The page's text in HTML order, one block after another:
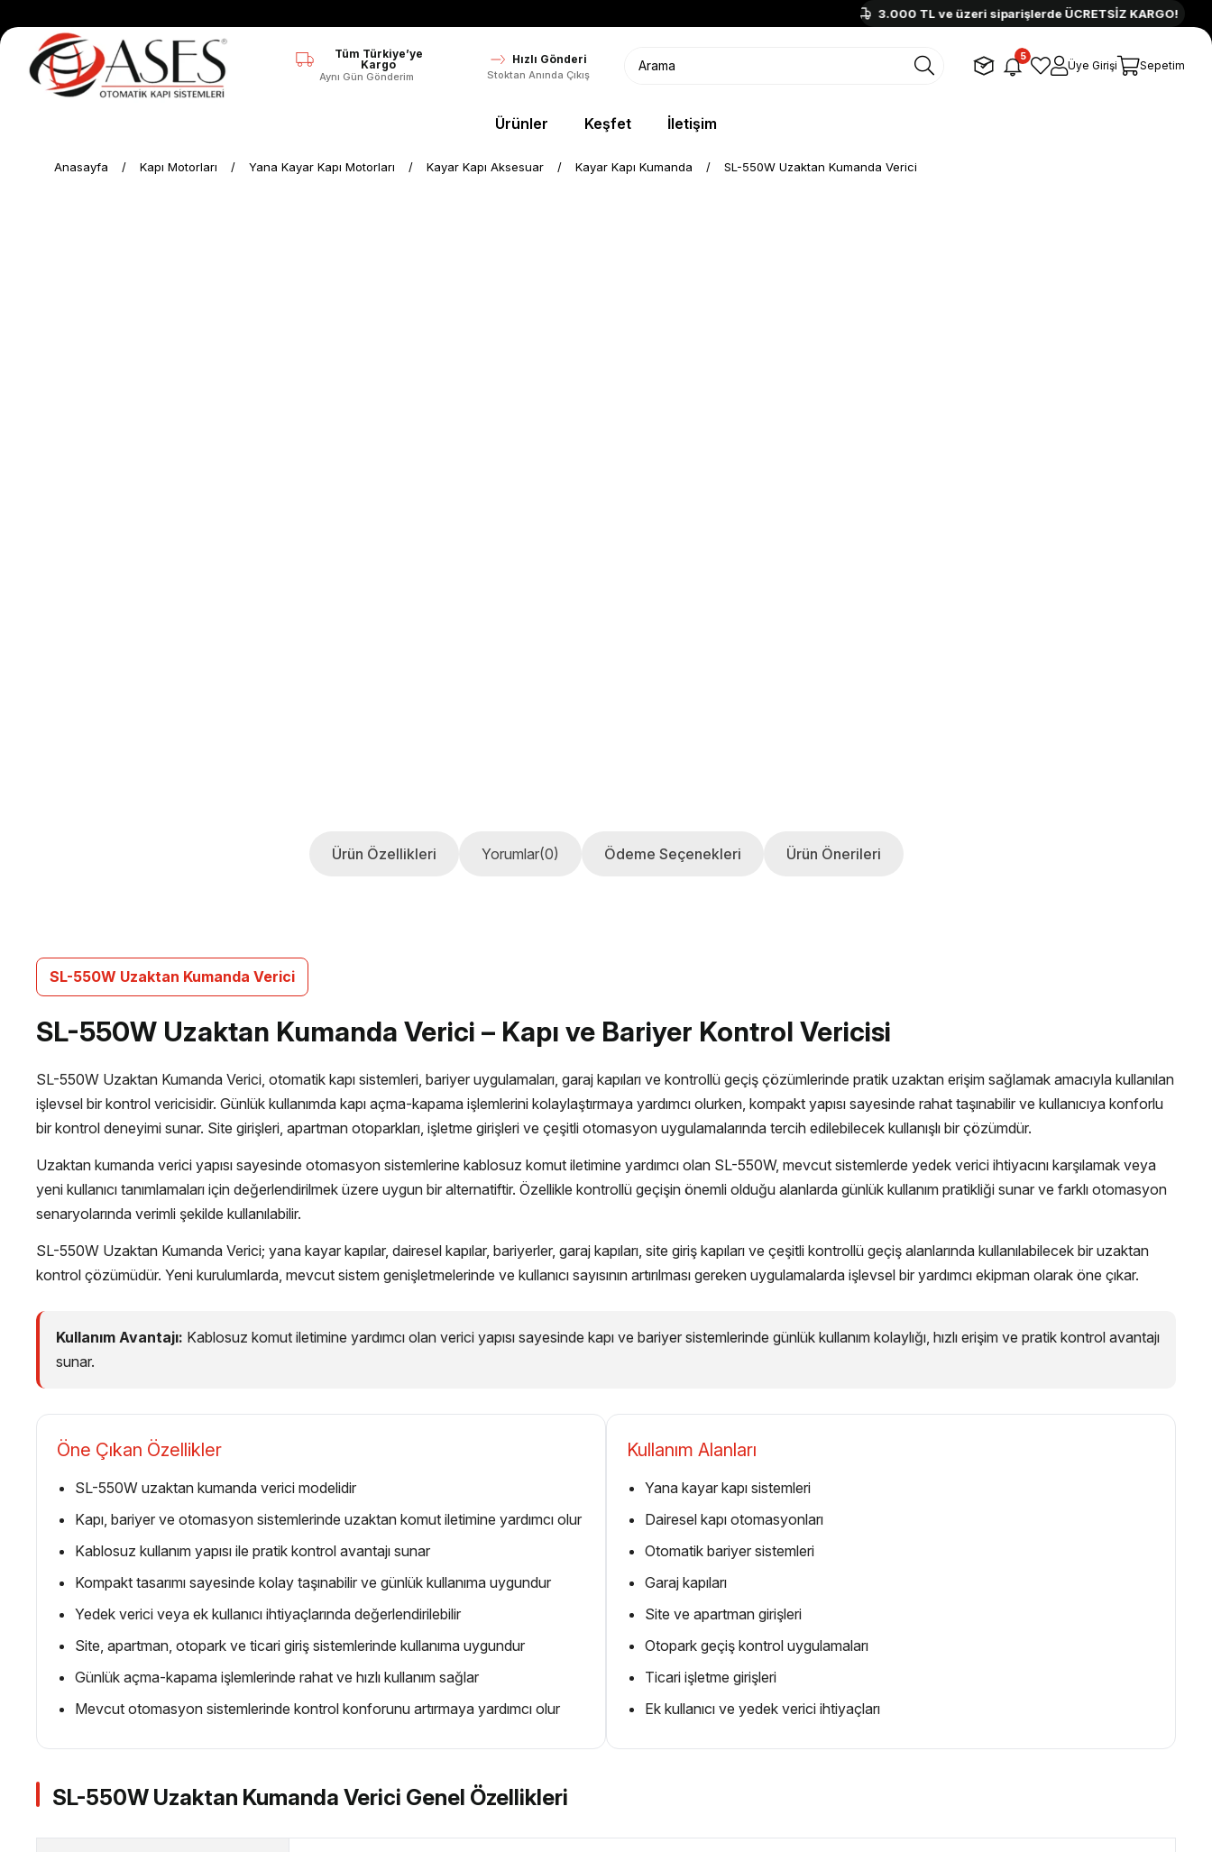
3.000 TL ve üzeri siparişlerde ÜCRETSİZ KARGO!
Tüm Türkiye’ye
Kargo
Aynı Gün Gönderim
Hızlı Gönderi
Stoktan Anında Çıkış
5
Üye Girişi Sepetim
Ürünler Keşfet İletişim
Anasayfa Kapı Motorları Yana Kayar Kapı Motorları Kayar Kapı Aksesuar Kayar Kapı Kumanda SL-550W Uzaktan Kumanda Verici
Ürün Özellikleri Yorumlar(0) Ödeme Seçenekleri Ürün Önerileri
SL-550W Uzaktan Kumanda Verici
SL-550W Uzaktan Kumanda Verici – Kapı ve Bariyer Kontrol Vericisi
SL-550W Uzaktan Kumanda Verici, otomatik kapı sistemleri, bariyer uygulamaları, garaj kapıları ve kontrollü geçiş çözümlerinde pratik uzaktan erişim sağlamak amacıyla kullanılan
işlevsel bir kontrol vericisidir. Günlük kullanımda kapı açma-kapama işlemlerini kolaylaştırmaya yardımcı olurken, kompakt yapısı sayesinde rahat taşınabilir ve kullanıcıya konforlu
bir kontrol deneyimi sunar. Site girişleri, apartman otoparkları, işletme girişleri ve çeşitli otomasyon uygulamalarında tercih edilebilecek kullanışlı bir çözümdür.
Uzaktan kumanda verici yapısı sayesinde otomasyon sistemlerine kablosuz komut iletimine yardımcı olan SL-550W, mevcut sistemlerde yedek verici ihtiyacını karşılamak veya
yeni kullanıcı tanımlamaları için değerlendirilmek üzere uygun bir alternatiftir. Özellikle kontrollü geçişin önemli olduğu alanlarda günlük kullanım pratikliği sunar ve farklı otomasyon
senaryolarında verimli şekilde kullanılabilir.
SL-550W Uzaktan Kumanda Verici; yana kayar kapılar, dairesel kapılar, bariyerler, garaj kapıları, site giriş kapıları ve çeşitli kontrollü geçiş alanlarında kullanılabilecek bir uzaktan
kontrol çözümüdür. Yeni kurulumlarda, mevcut sistem genişletmelerinde ve kullanıcı sayısının artırılması gereken uygulamalarda işlevsel bir yardımcı ekipman olarak öne çıkar.
Kullanım Avantajı: Kablosuz komut iletimine yardımcı olan verici yapısı sayesinde kapı ve bariyer sistemlerinde günlük kullanım kolaylığı, hızlı erişim ve pratik kontrol avantajı
sunar.
Öne Çıkan Özellikler
SL-550W uzaktan kumanda verici modelidir
Kapı, bariyer ve otomasyon sistemlerinde uzaktan komut iletimine yardımcı olur
Kablosuz kullanım yapısı ile pratik kontrol avantajı sunar
Kompakt tasarımı sayesinde kolay taşınabilir ve günlük kullanıma uygundur
Yedek verici veya ek kullanıcı ihtiyaçlarında değerlendirilebilir
Site, apartman, otopark ve ticari giriş sistemlerinde kullanıma uygundur
Günlük açma-kapama işlemlerinde rahat ve hızlı kullanım sağlar
Mevcut otomasyon sistemlerinde kontrol konforunu artırmaya yardımcı olur
Kullanım Alanları
Yana kayar kapı sistemleri
Dairesel kapı otomasyonları
Otomatik bariyer sistemleri
Garaj kapıları
Site ve apartman girişleri
Otopark geçiş kontrol uygulamaları
Ticari işletme girişleri
Ek kullanıcı ve yedek verici ihtiyaçları
SL-550W Uzaktan Kumanda Verici Genel Özellikleri